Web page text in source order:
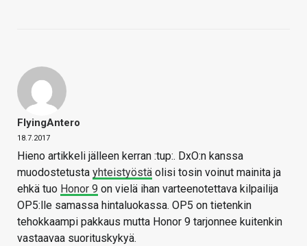
FlyingAntero
18.7.2017
Hieno artikkeli jälleen kerran :tup:. DxO:n kanssa
muodostetusta yhteistyöstä olisi tosin voinut mainita ja
ehkä tuo Honor 9 on vielä ihan varteenotettava kilpailija
OP5:lle samassa hintaluokassa. OP5 on tietenkin
tehokkaampi pakkaus mutta Honor 9 tarjonnee kuitenkin
vastaavaa suorituskykyä.